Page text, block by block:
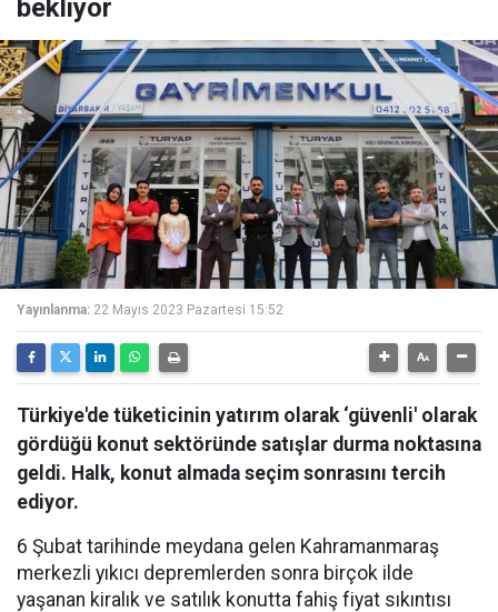
bekliyor
Yayınlanma: 22 Mayıs 2023 Pazartesi 15:52
Türkiye'de tüketicinin yatırım olarak ‘güvenli' olarak
gördüğü konut sektöründe satışlar durma noktasına
geldi. Halk, konut almada seçim sonrasını tercih
ediyor.
6 Şubat tarihinde meydana gelen Kahramanmaraş
merkezli yıkıcı depremlerden sonra birçok ilde
yaşanan kiralık ve satılık konutta fahiş fiyat sıkıntısı